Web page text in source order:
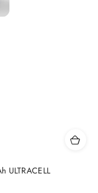
ULTRACELL